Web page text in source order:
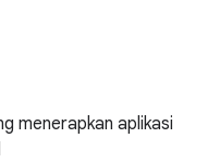
menerapkan aplikasi